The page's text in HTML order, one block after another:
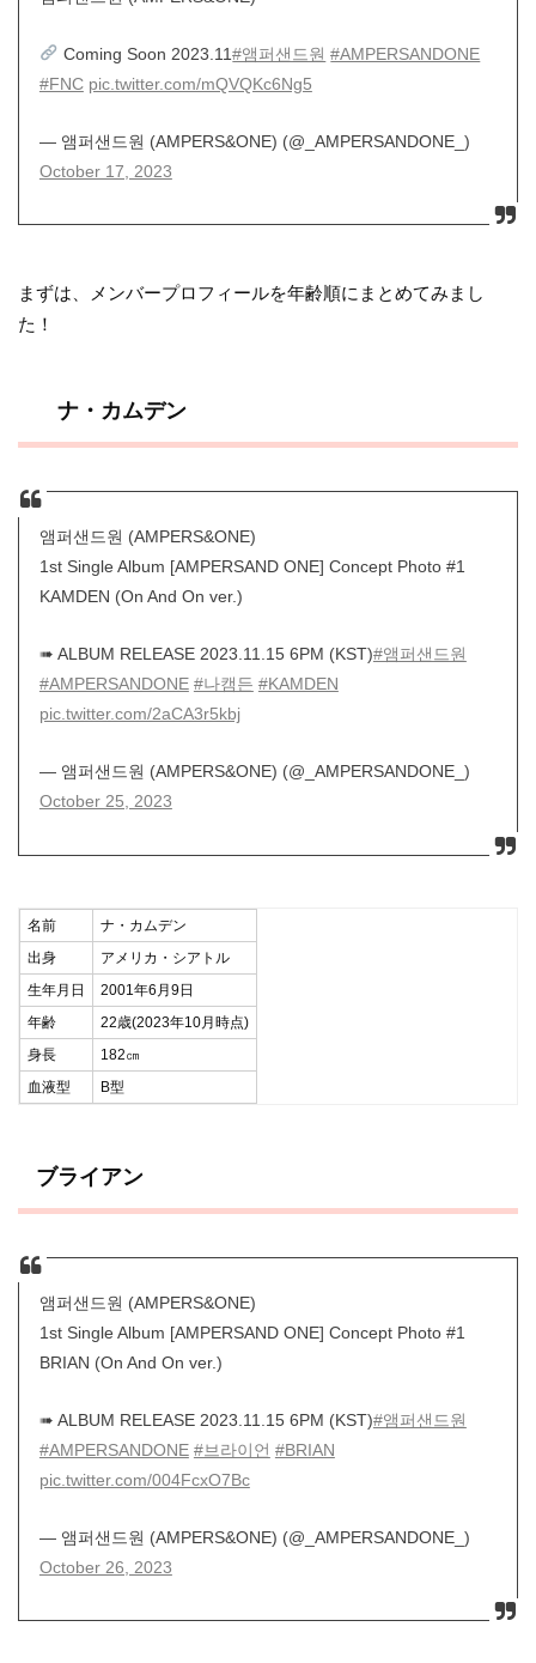
Coming Soon 2023.11#앰퍼샌드원 #AMPERSANDONE
#FNC pic.twitter.com/mQVQKc6Ng5
— 앰퍼샌드원 (AMPERS&ONE) (@_AMPERSANDONE_)
October 17, 2023
まずは、メンバープロフィールを年齢順にまとめてみまし
た！
ナ・カムデン
앰퍼샌드원 (AMPERS&ONE)
1st Single Album [AMPERSAND ONE] Concept Photo #1
KAMDEN (On And On ver.)
➠ ALBUM RELEASE 2023.11.15 6PM (KST)#앰퍼샌드원
#AMPERSANDONE #나캠든 #KAMDEN
pic.twitter.com/2aCA3r5kbj
— 앰퍼샌드원 (AMPERS&ONE) (@_AMPERSANDONE_)
October 25, 2023
名前
ナ・カムデン
出身
アメリカ・シアトル
生年月日
2001年6月9日
年齢
22歳(2023年10月時点)
身長
182㎝
血液型
B型
ブライアン
앰퍼샌드원 (AMPERS&ONE)
1st Single Album [AMPERSAND ONE] Concept Photo #1
BRIAN (On And On ver.)
➠ ALBUM RELEASE 2023.11.15 6PM (KST)#앰퍼샌드원
#AMPERSANDONE #브라이언 #BRIAN
pic.twitter.com/004FcxO7Bc
— 앰퍼샌드원 (AMPERS&ONE) (@_AMPERSANDONE_)
October 26, 2023